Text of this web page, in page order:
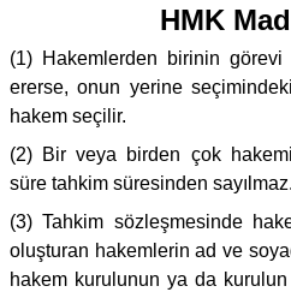
HMK
(1) Hakemlerden birinin
ererse, onun yerine
hakem seçilir.
(2) Bir veya birden çok
süre tahkim süresinden sayılmaz.
(3) Tahkim sözleşmesinde
oluşturan hakemlerin ad ve
hakem kurulunun ya da